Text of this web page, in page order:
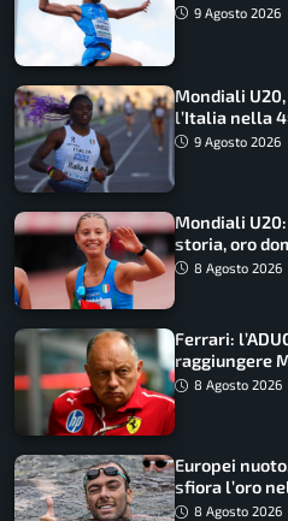
9 Agosto 2026
Mondiali
l’Italia nella
straordinaria
9 Agosto 2026
Mondiali
storia, oro
marcia
8 Agosto 2026
Ferrari:
raggiungere
Macarena
8 Agosto 2026
Europei
sfiora l’oro
urlo, il
8 Agosto 2026